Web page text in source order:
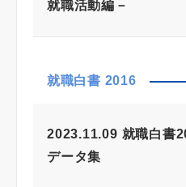
就職活動編－
就職白書 2016
2023.11.09 就職白書
データ集